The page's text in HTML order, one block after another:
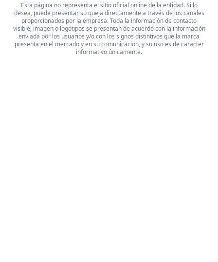
Esta página no representa el sitio oficial online de la entidad. Si lo
desea, puede presentar su queja directamente a través de los canales
proporcionados por la empresa. Toda la información de contacto
visible, imagen o logotipos se presentan de acuerdo con la información
enviada por los usuarios y/o con los signos distintivos que la marca
presenta en el mercado y en su comunicación, y su uso es de caracter
informativo únicamente.